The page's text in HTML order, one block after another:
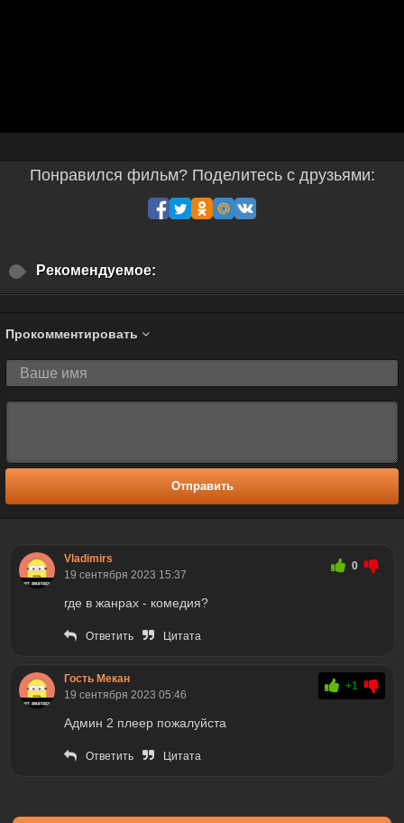
Понравился фильм? Поделитесь с друзьями:
Рекомендуемое:
Прокомментировать
Отправить
Vladimirs
19 сентября 2023 15:37
0
где в жанрах - комедия?
Ответить Цитата
Гость Мекан
19 сентября 2023 05:46
+1
Админ 2 плеер пожалуйста
Ответить Цитата